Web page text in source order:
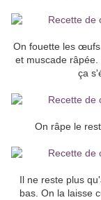
On fouette les
et muscade
ça
On râpe le
Il ne reste plus
bas. On la laisse